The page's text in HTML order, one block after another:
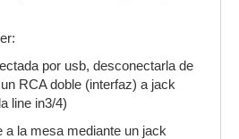
por usb, desconectarla de
RCA doble (interfaz) a jack
line in3/4)
a la mesa mediante un jack